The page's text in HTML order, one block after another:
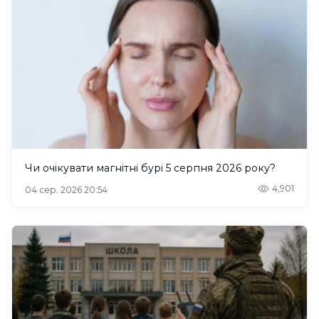
Чи очікувати магнітні бурі 5 серпня 2026 року?
04 сер. 2026 20:54 4,901